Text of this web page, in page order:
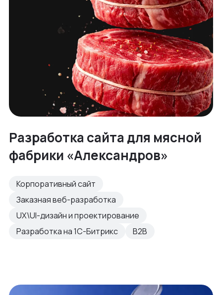
Разработка сайта для мясной
фабрики «Александров»
Корпоративный сайт
Заказная веб-разработка
UX\UI-дизайн и проектирование
Разработка на 1С-Битрикс
B2B